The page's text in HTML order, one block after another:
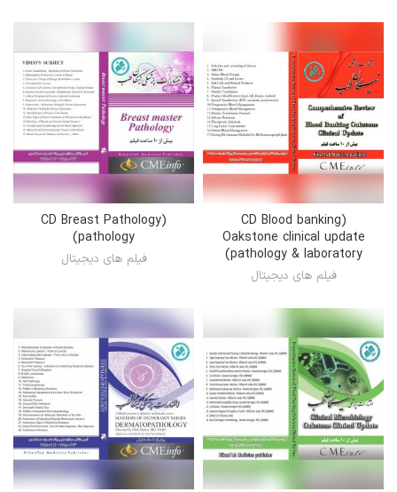
(CD Blood banking
Oakstone clinical update
(pathology & laboratory
فیلم های دیجیتال
(CD Breast Pathology
(pathology
فیلم های دیجیتال